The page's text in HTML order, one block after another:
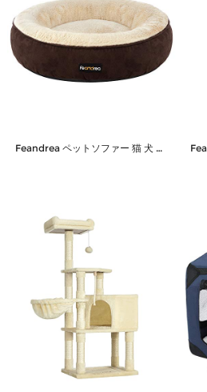
Feandrea ペットソファー 猫 犬 ベッド 50×50cm クッション ふわふわ 滑り止め 洗える ペットベッド 可愛いドーナツ型 中小型犬用 マット PGW050K01